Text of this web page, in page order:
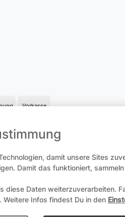
Vorkasse
Widerrufs­recht Zum Online-
damit unsere Sites
Damit das funktioniert,
diese Daten weiterzuverarbeiten.
Infos findest Du in den